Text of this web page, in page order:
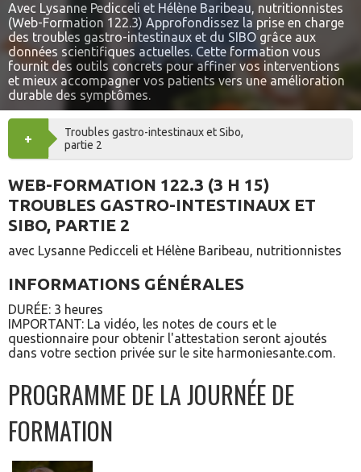
Avec Lysanne Pedicceli et Hélène Baribeau, nutritionnistes
(Web-Formation 122.3) Approfondissez la prise en charge
des troubles gastro-intestinaux et du SIBO grâce aux
données scientifiques actuelles. Cette formation vous
fournit des outils concrets pour affiner vos interventions
et mieux accompagner vos patients vers une amélioration
durable des symptômes.
+ AJOUTER
AU
PANIER
Troubles gastro-intestinaux et Sibo,
partie 2
WEB-FORMATION 122.3 (3 H 15)
TROUBLES GASTRO-INTESTINAUX ET
SIBO, PARTIE 2
avec Lysanne Pedicceli et Hélène Baribeau, nutritionnistes
INFORMATIONS GÉNÉRALES
DURÉE: 3 heures
IMPORTANT: La vidéo, les notes de cours et le
questionnaire pour obtenir l'attestation seront ajoutés
dans votre section privée sur le site harmoniesante.com.
PROGRAMME DE LA JOURNÉE DE
FORMATION